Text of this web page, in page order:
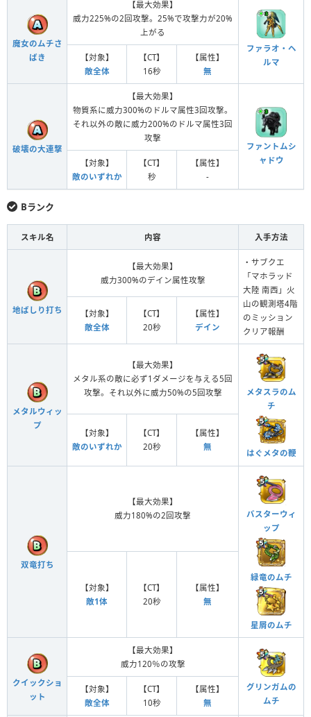
魔女のムチさ
ばき
【最大効果】
威力225%の2回攻撃。25%で攻撃力が20%
上がる
ファラオ・ヘ
ルマ
【対象】
敵全体
【CT】
16秒
【属性】
無
破壊の大連撃
【最大効果】
物質系に威力300%のドルマ属性3回攻撃。
それ以外の敵に威力200%のドルマ属性3回
攻撃
ファントムシ
ャドウ
【対象】
敵のいずれか
【CT】
秒
【属性】
-
Bランク
スキル名 内容 入手方法
地ばしり打ち
【最大効果】
威力300%のデイン属性攻撃
・サブクエ
「マホラッド
大陸 南西」火
山の観測塔4階
のミッション
クリア報酬
【対象】
敵全体
【CT】
20秒
【属性】
デイン
メタルウィッ
プ
【最大効果】
メタル系の敵に必ず1ダメージを与える5回
攻撃。それ以外に威力50%の5回攻撃
メタスラのム
チ
はぐメタの鞭
【対象】
敵のいずれか
【CT】
20秒
【属性】
無
双竜打ち
【最大効果】
威力180%の2回攻撃
バスターウィ
ップ
緑竜のムチ
星屑のムチ
【対象】
敵1体
【CT】
20秒
【属性】
無
クイックショ
ット
【最大効果】
威力120％の攻撃
グリンガムの
ムチ
【対象】
敵全体
【CT】
10秒
【属性】
無